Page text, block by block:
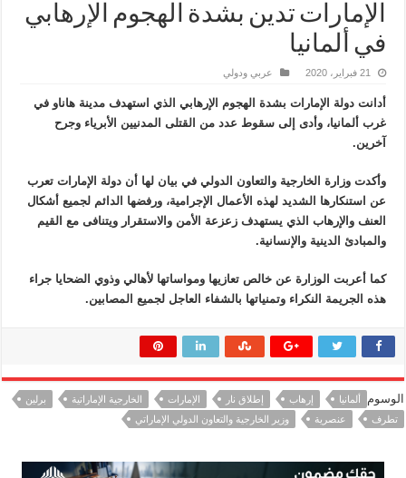
الإمارات تدين بشدة الهجوم الإرهابي
في ألمانيا
21 فبراير، 2020 عربي ودولي
أدانت دولة الإمارات بشدة الهجوم الإرهابي الذي استهدف مدينة هاناو في
غرب ألمانيا، وأدى إلى سقوط عدد من القتلى المدنيين الأبرياء وجرح
آخرين.
وأكدت وزارة الخارجية والتعاون الدولي في بيان لها أن دولة الإمارات تعرب
عن استنكارها الشديد لهذه الأعمال الإجرامية، ورفضها الدائم لجميع أشكال
العنف والإرهاب الذي يستهدف زعزعة الأمن والاستقرار ويتنافى مع القيم
والمبادئ الدينية والإنسانية.
كما أعربت الوزارة عن خالص تعازيها ومواساتها لأهالي وذوي الضحايا جراء
هذه الجريمة النكراء وتمنياتها بالشفاء العاجل لجميع المصابين.
الوسوم ألمانيا إرهاب إطلاق نار الإمارات الخارجية الإماراتية
برلين
تطرف
عنصرية وزير الخارجية والتعاون الدولي الإماراتي